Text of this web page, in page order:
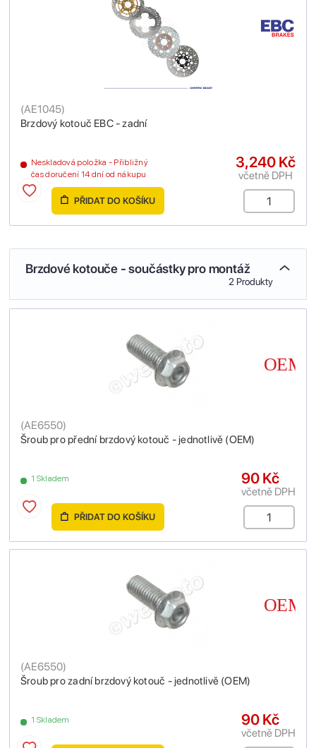
Brzdový kotouč EBC - zadní
(AE1045)
Neskladová položka - Přibližný
čas doručení 14 dní od nákupu
3,240 Kč
včetně DPH
PŘIDAT DO KOŠÍKU
Brzdové kotouče - součástky pro montáž
2 Produkty
Šroub pro přední brzdový kotouč - jednotlivě (OEM)
(AE6550)
1 Skladem 90 Kč
včetně DPH
PŘIDAT DO KOŠÍKU
Šroub pro zadní brzdový kotouč - jednotlivě (OEM)
(AE6550)
1 Skladem 90 Kč
včetně DPH